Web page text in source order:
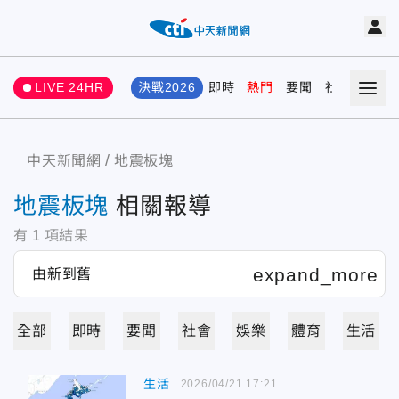
LIVE 24HR 決戰2026 即時 熱門 要聞 社會 娛樂
中天新聞網 地震板塊
地震板塊 相關報導
有 1 項結果
全部 即時 要聞 社會 娛樂 體育 生活
生活 2026/04/21 17:21